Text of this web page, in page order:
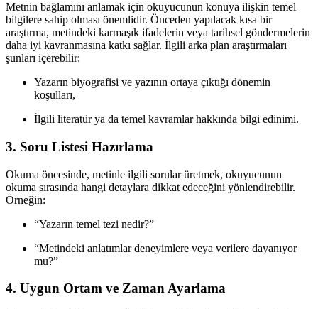
Metnin bağlamını anlamak için okuyucunun konuya ilişkin temel
bilgilere sahip olması önemlidir. Önceden yapılacak kısa bir
araştırma, metindeki karmaşık ifadelerin veya tarihsel göndermelerin
daha iyi kavranmasına katkı sağlar. İlgili arka plan araştırmaları
şunları içerebilir:
Yazarın biyografisi ve yazının ortaya çıktığı dönemin
koşulları,
İlgili literatür ya da temel kavramlar hakkında bilgi edinimi.
3. Soru Listesi Hazırlama
Okuma öncesinde, metinle ilgili sorular üretmek, okuyucunun
okuma sırasında hangi detaylara dikkat edeceğini yönlendirebilir.
Örneğin:
“Yazarın temel tezi nedir?”
“Metindeki anlatımlar deneyimlere veya verilere dayanıyor
mu?”
4. Uygun Ortam ve Zaman Ayarlama